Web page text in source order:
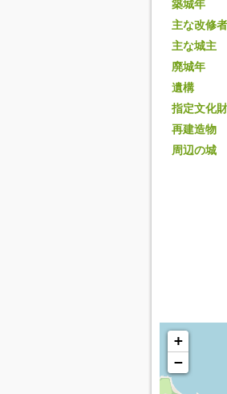
築城年
主な改修者
主な城主
廃城年
遺構
指定文化財
再建造物
周辺の城
+
−